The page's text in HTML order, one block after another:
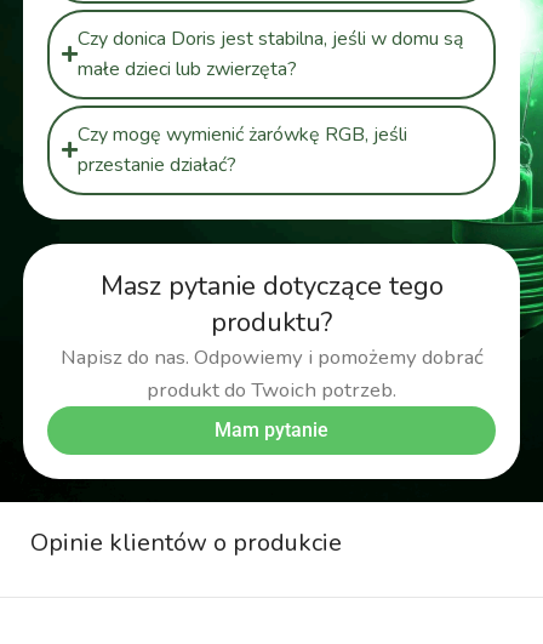
Masz pytanie dotyczące tego
produktu?
Napisz do nas. Odpowiemy i pomożemy dobrać
produkt do Twoich potrzeb.
Mam pytanie
Czy donica Doris jest stabilna, jeśli w domu są
małe dzieci lub zwierzęta?
Czy mogę wymienić żarówkę RGB, jeśli
przestanie działać?
Opinie klientów o produkcie